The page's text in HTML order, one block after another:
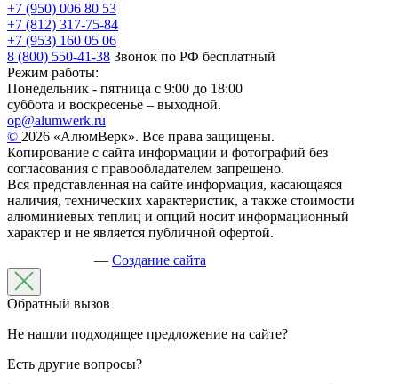
+7 (950) 006 80 53
+7 (812) 317-75-84
+7 (953) 160 05 06
8 (800) 550-41-38 Звонок по РФ бесплатный
Режим работы:
Понедельник - пятница с 9:00 до 18:00
суббота и воскресенье – выходной.
op@alumwerk.ru
© 2026 «АлюмВерк». Все права защищены.
Копирование с сайта информации и фотографий без
согласования с правообладателем запрещено.
Вся представленная на сайте информация, касающаяся
наличия, технических характеристик, а также стоимости
алюминиевых теплиц и опций носит информационный
характер и не является публичной офертой.
— Создание сайта
Обратный вызов
Не нашли подходящее предложение на сайте?
Есть другие вопросы?